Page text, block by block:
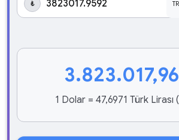
₺
3.823.017,96
1 Dolar = 47,6971 Türk Lirası